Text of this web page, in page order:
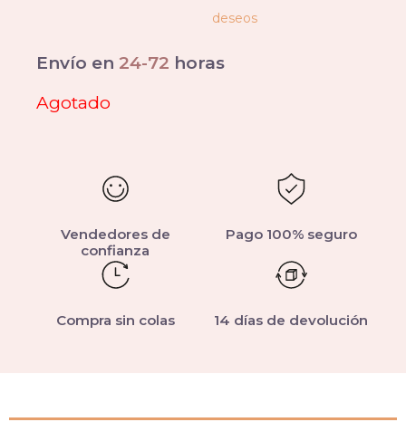
deseos
Envío en 24-72 horas
Agotado
Vendedores de
confianza
Pago 100% seguro
Compra sin colas 14 días de devolución